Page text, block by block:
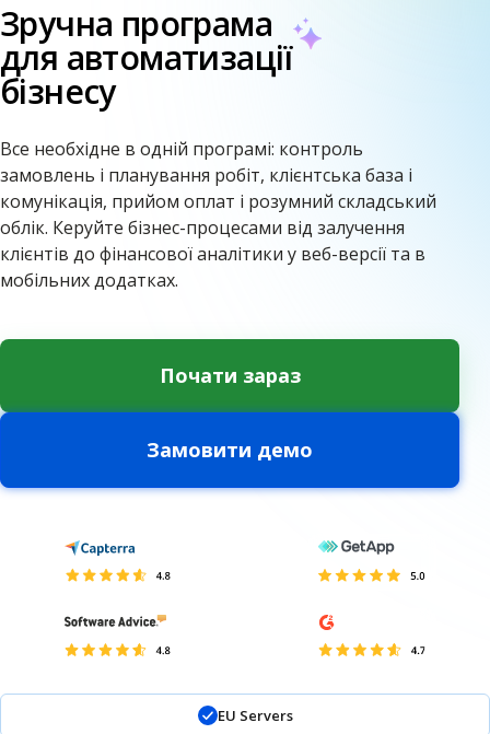
Зручна програма
для автоматизації
бізнесу
Все необхідне в одній програмі: контроль
замовлень і планування робіт, клієнтська база і
комунікація, прийом оплат і розумний складський
облік. Керуйте бізнес-процесами від залучення
клієнтів до фінансової аналітики у веб-версії та в
мобільних додатках.
Почати зараз
Замовити демо
EU Servers